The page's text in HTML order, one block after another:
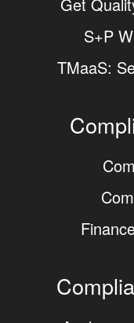
S+P
TMaaS: